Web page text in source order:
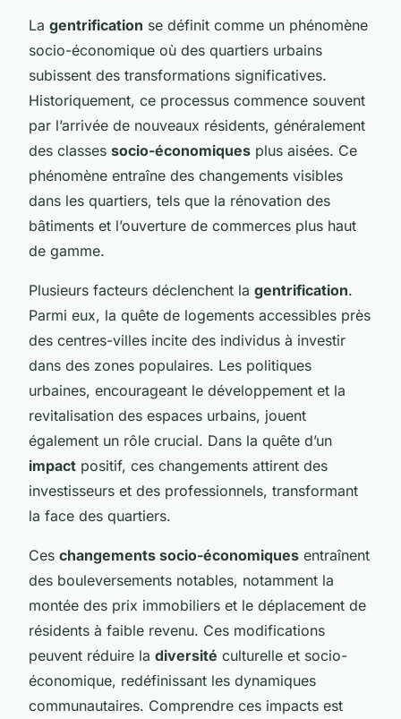
La gentrification se définit comme un phénomène
socio-économique où des quartiers urbains
subissent des transformations significatives.
Historiquement, ce processus commence souvent
par l’arrivée de nouveaux résidents, généralement
des classes socio-économiques plus aisées. Ce
phénomène entraîne des changements visibles
dans les quartiers, tels que la rénovation des
bâtiments et l’ouverture de commerces plus haut
de gamme.
Plusieurs facteurs déclenchent la gentrification.
Parmi eux, la quête de logements accessibles près
des centres-villes incite des individus à investir
dans des zones populaires. Les politiques
urbaines, encourageant le développement et la
revitalisation des espaces urbains, jouent
également un rôle crucial. Dans la quête d’un
impact positif, ces changements attirent des
investisseurs et des professionnels, transformant
la face des quartiers.
Ces changements socio-économiques entraînent
des bouleversements notables, notamment la
montée des prix immobiliers et le déplacement de
résidents à faible revenu. Ces modifications
peuvent réduire la diversité culturelle et socio-
économique, redéfinissant les dynamiques
communautaires. Comprendre ces impacts est